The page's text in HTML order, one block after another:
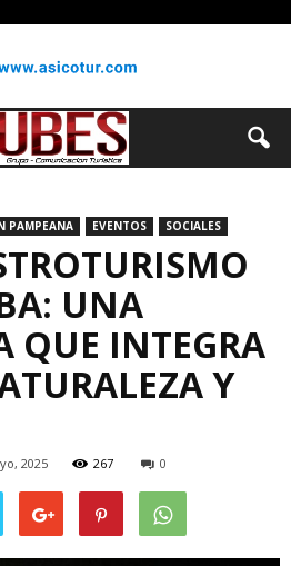
PAMPEANA EVENTOS SOCIALES
UNA
QUE INTEGRA
Y
2025 267 0